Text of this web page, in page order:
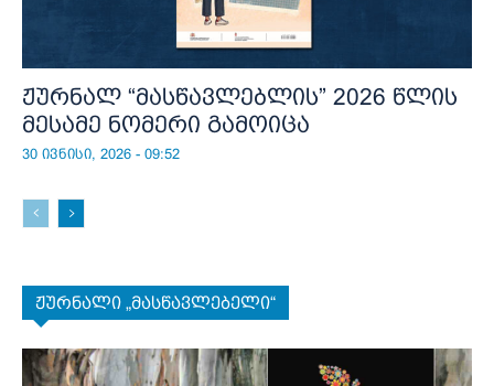
ჟურნალ “მასწავლებლის” 2026 წლის
მესამე ნომერი გამოიცა
30 ივნისი, 2026 - 09:52
ჟურნალი „მასწავლებელი“